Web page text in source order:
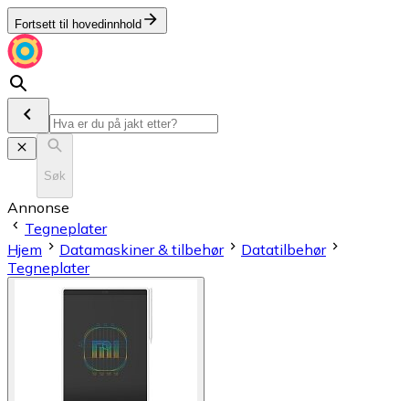
Fortsett til hovedinnhold
Søk
Annonse
Tegneplater
Hjem
Datamaskiner & tilbehør
Datatilbehør
Tegneplater